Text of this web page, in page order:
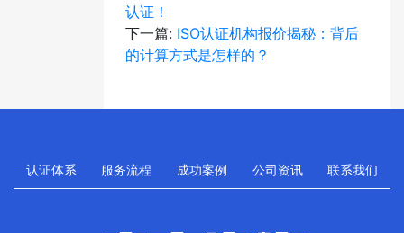
认证！
下一篇: ISO认证机构报价揭秘：背后
的计算方式是怎样的？
认证体系 服务流程 成功案例 公司资讯 联系我们